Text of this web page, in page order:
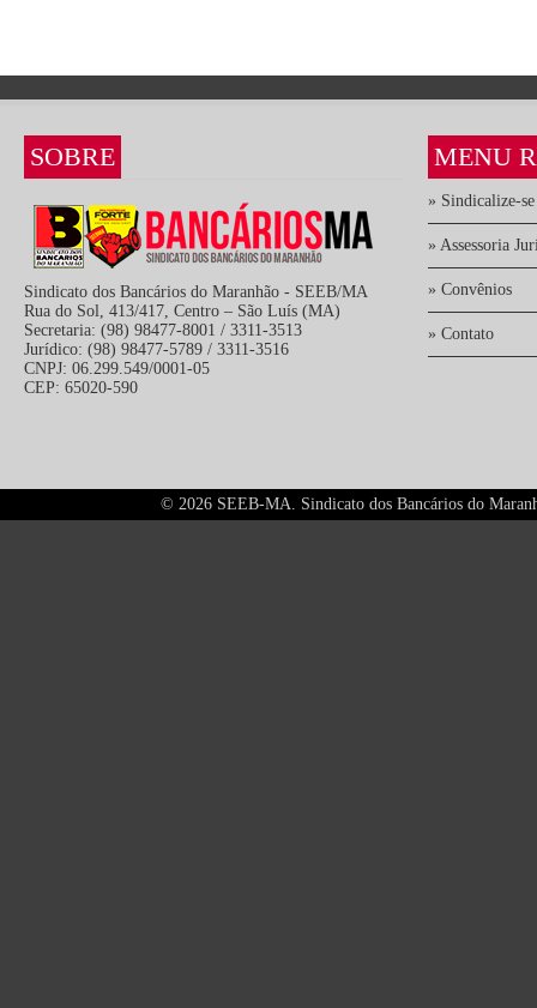
SOBRE
Sindicato dos Bancários do Maranhão - SEEB/MA
Rua do Sol, 413/417, Centro – São Luís (MA)
Secretaria: (98) 98477-8001 / 3311-3513
Jurídico: (98) 98477-5789 / 3311-3516
CNPJ: 06.299.549/0001-05
CEP: 65020-590
MENU
» Sindicalize-se
» Assessoria
» Convênios
» Contato
© 2026 SEEB-MA. Sindicato dos Bancários do